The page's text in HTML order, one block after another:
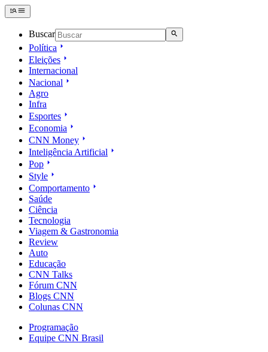
Buscar
Política
Eleições
Internacional
Nacional
Agro
Infra
Esportes
Economia
CNN Money
Inteligência Artificial
Pop
Style
Comportamento
Saúde
Ciência
Tecnologia
Viagem & Gastronomia
Review
Auto
Educação
CNN Talks
Fórum CNN
Blogs CNN
Colunas CNN
Programação
Equipe CNN Brasil